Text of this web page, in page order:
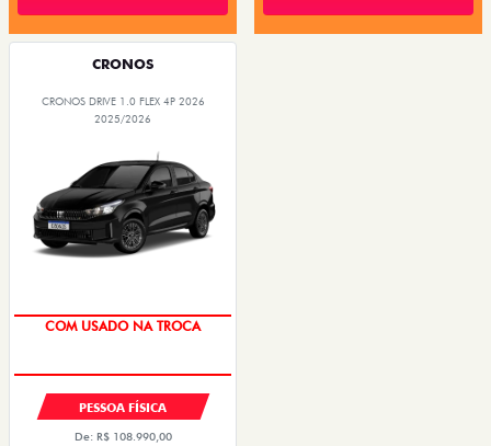
CRONOS
CRONOS DRIVE 1.0 FLEX 4P 2026
2025/2026
SUPER DESCONTO
PESSOA FÍSICA
De: R$ 108.990,00